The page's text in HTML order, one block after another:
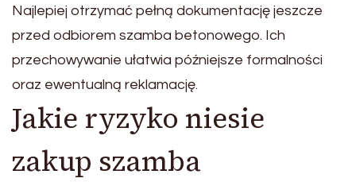
Najlepiej otrzymać pełną dokumentację jeszcze
przed odbiorem szamba betonowego. Ich
przechowywanie ułatwia późniejsze formalności
oraz ewentualną reklamację.
Jakie ryzyko niesie
zakup szamba